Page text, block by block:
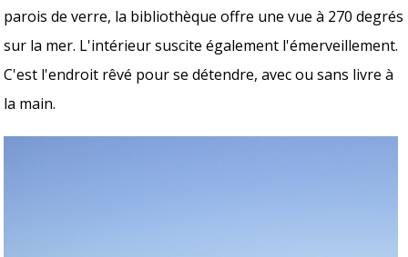
parois de verre, la bibliothèque offre une vue à 270 degrés
sur la mer. L'intérieur suscite également l'émerveillement.
C'est l'endroit rêvé pour se détendre, avec ou sans livre à
la main.